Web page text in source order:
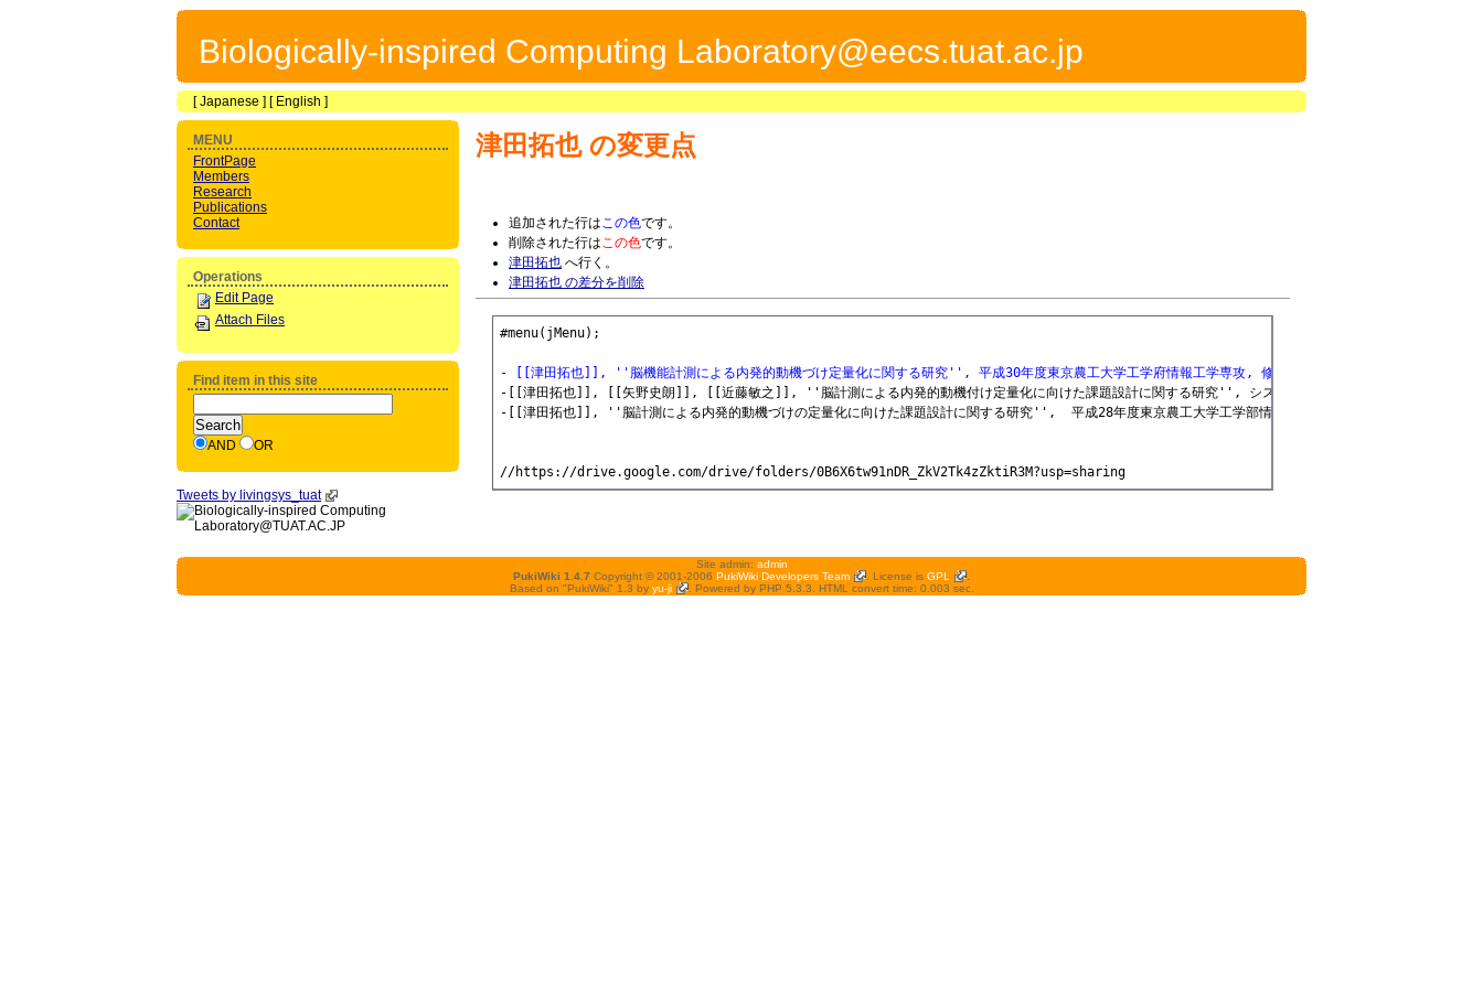
Biologically-inspired Computing Laboratory@eecs.tuat.ac.jp
[Japanese ] [ English ]
津田拓也の変更点
追加された行はこの色です。
削除された行はこの色です。
津田拓也 へ行く。
津田拓也 の差分を削除
#menu(jMenu);
- [[津田拓也]], ''脳機能計測による内発的動機づけ定量化に関する研究'', 平成30年度東京農工大学工学府情報工学専攻, 修士論文~
-[[津田拓也]], [[矢野史朗]], [[近藤敏之]], ''脳計測による内発的動機付け定量化に向けた課題設計に関する研究'', システム・情報部門学術講演会
-[[津田拓也]], ''脳計測による内発的動機づけの定量化に向けた課題設計に関する研究'',  平成28年度東京農工大学工学部情報工学科 卒業論文
MENU
FrontPage
Members
Research
Publications
Contact
Operations
Edit Page
Attach Files
Find item in this site
AND OR
Tweets by livingsys_tuat
Site admin: admin
PukiWiki 1.4.7 Copyright © 2001-2006 PukiWiki Developers Team . License is GPL
Based on "PukiWiki" 1.3 by yu-ji . Powered by PHP 5.3.3. HTML convert time: 0.003 sec.